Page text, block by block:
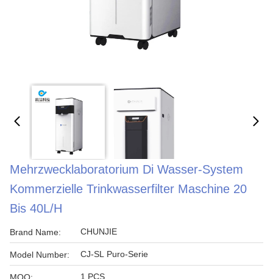
Mehrzwecklaboratorium Di Wasser-System
Kommerzielle Trinkwasserfilter Maschine 20
Bis 40L/h
Brand Name: CHUNJIE
Model Number: CJ-SL Puro-Serie
1 PCS